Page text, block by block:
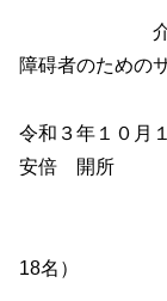
介護保険法
障碍者のため
令和３年１０月
安倍 開所
地域密
18名）